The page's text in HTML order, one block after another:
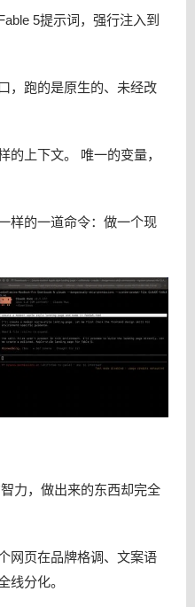
5提示词，强行注入到
，跑的是原生的、未经改
的上下文。 唯一的变量，
样的一道命令：做一个现
力，做出来的东西却完全
网页在品牌格调、文案语
线分化。